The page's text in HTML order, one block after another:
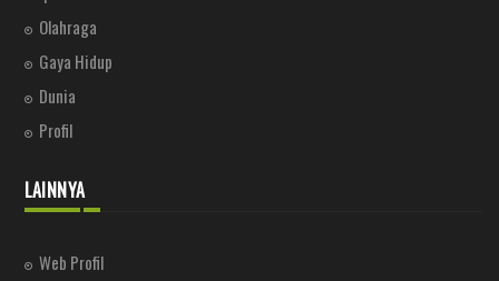
Olahraga
Gaya Hidup
Dunia
Profil
LAINNYA
Web Profil